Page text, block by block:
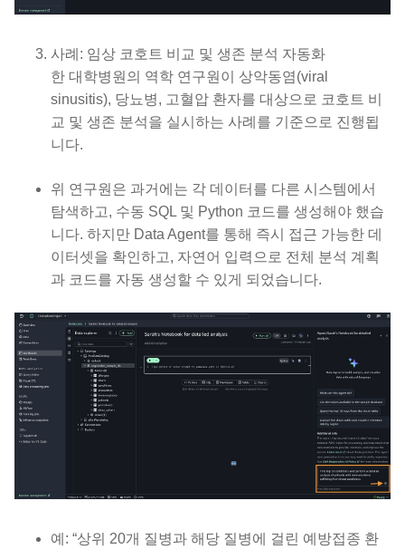
사례: 임상 코호트 비교 및 생존 분석 자동화
한 대학병원의 역학 연구원이 상악동염(viral
sinusitis), 당뇨병, 고혈압 환자를 대상으로 코호트 비
교 및 생존 분석을 실시하는 사례를 기준으로 진행됩
니다.
위 연구원은 과거에는 각 데이터를 다른 시스템에서
탐색하고, 수동 SQL 및 Python 코드를 생성해야 했습
니다. 하지만 Data Agent를 통해 즉시 접근 가능한 데
이터셋을 확인하고, 자연어 입력으로 전체 분석 계획
과 코드를 자동 생성할 수 있게 되었습니다.
예: “상위 20개 질병과 해당 질병에 걸린 예방접종 환